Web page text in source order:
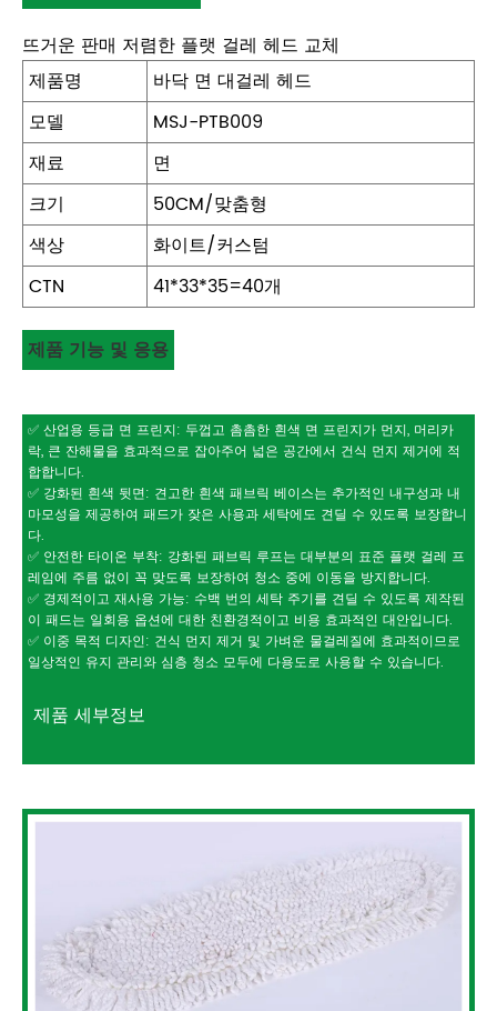
뜨거운 판매 저렴한 플랫 걸레 헤드 교체
제품명
바닥 면 대걸레 헤드
모델
MSJ-PTB009
재료
면
크기
50CM/맞춤형
색상
화이트/커스텀
CTN
41*33*35=40개
제품 기능 및 응용
✅ 산업용 등급 면 프린지: 두껍고 촘촘한 흰색 면 프린지가 먼지, 머리카
락, 큰 잔해물을 효과적으로 잡아주어 넓은 공간에서 건식 먼지 제거에 적
합합니다.
✅ 강화된 흰색 뒷면: 견고한 흰색 패브릭 베이스는 추가적인 내구성과 내
마모성을 제공하여 패드가 잦은 사용과 세탁에도 견딜 수 있도록 보장합니
다.
✅ 안전한 타이온 부착: 강화된 패브릭 루프는 대부분의 표준 플랫 걸레 프
레임에 주름 없이 꼭 맞도록 보장하여 청소 중에 이동을 방지합니다.
✅ 경제적이고 재사용 가능: 수백 번의 세탁 주기를 견딜 수 있도록 제작된
이 패드는 일회용 옵션에 대한 친환경적이고 비용 효과적인 대안입니다.
✅ 이중 목적 디자인: 건식 먼지 제거 및 가벼운 물걸레질에 효과적이므로
일상적인 유지 관리와 심층 청소 모두에 다용도로 사용할 수 있습니다.
제품 세부정보